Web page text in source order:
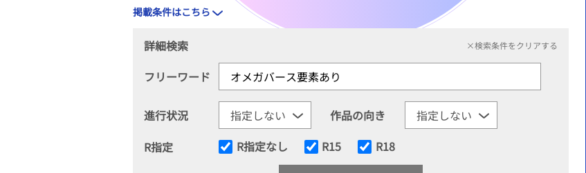
掲載条件はこちら
詳細検索 ×検索条件をクリアする
フリーワード
進行状況
作品の向き
R指定
R指定なし R15 R18